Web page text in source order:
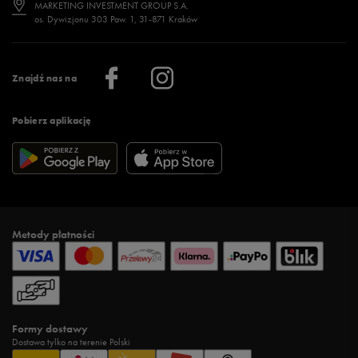
Znajdź nas na
Pobierz aplikację
Regulamin sklepu 50 style
Regulamin aplikacji 50 style
Więcej regulaminów >
Więcej >
Klub 50 style
Praca
Informacje o firmie
MARKETING INVESTMENT GROUP S.A.
os. Dywizjonu 303 Paw. 1, 31-871 Kraków
Metody płatności
Formy dostawy
Dostawa tylko na terenie Polski